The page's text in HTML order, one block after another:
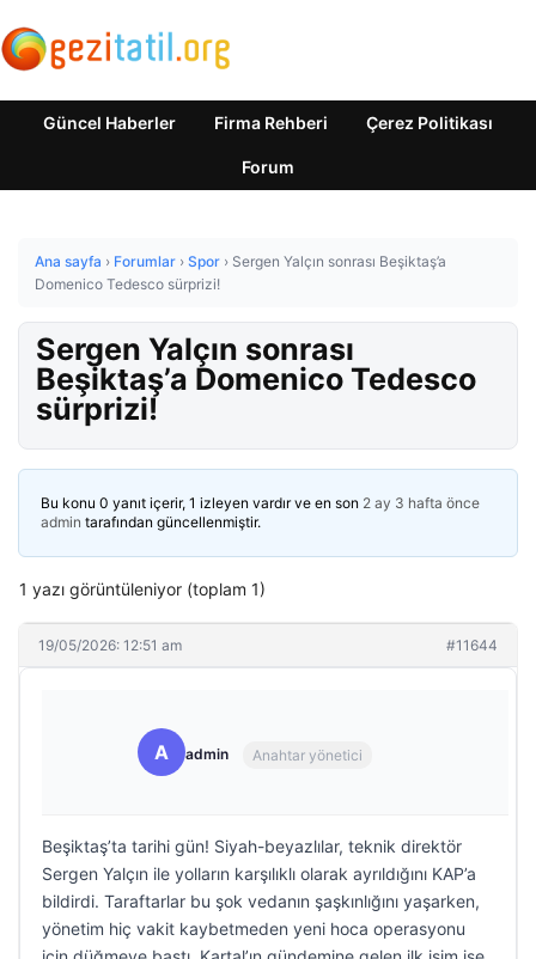
Güncel Haberler Firma Rehberi Çerez Politikası
Forum
Ana sayfa › Forumlar › Spor › Sergen Yalçın sonrası Beşiktaş’a
Domenico Tedesco sürprizi!
Sergen Yalçın sonrası
Beşiktaş’a Domenico Tedesco
sürprizi!
Bu konu 0 yanıt içerir, 1 izleyen vardır ve en son 2 ay 3 hafta önce
admin tarafından güncellenmiştir.
1 yazı görüntüleniyor (toplam 1)
19/05/2026: 12:51 am #11644
A admin Anahtar yönetici
Beşiktaş’ta tarihi gün! Siyah-beyazlılar, teknik direktör
Sergen Yalçın ile yolların karşılıklı olarak ayrıldığını KAP’a
bildirdi. Taraftarlar bu şok vedanın şaşkınlığını yaşarken,
yönetim hiç vakit kaybetmeden yeni hoca operasyonu